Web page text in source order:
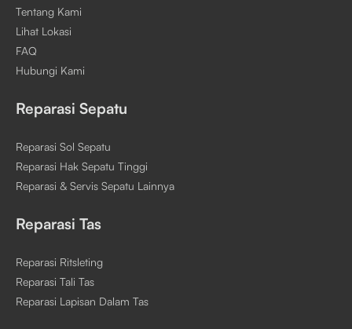
Tentang Kami
Lihat Lokasi
FAQ
Hubungi Kami
Reparasi Sepatu
Reparasi Sol Sepatu
Reparasi Hak Sepatu Tinggi
Reparasi & Servis Sepatu Lainnya
Reparasi Tas
Reparasi Ritsleting
Reparasi Tali Tas
Reparasi Lapisan Dalam Tas